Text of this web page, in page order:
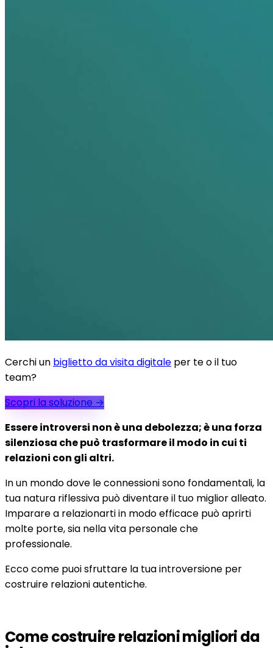
Cerchi un biglietto da visita digitale per te o il tuo
team?
Scopri la soluzione →
Essere introversi non è una debolezza; è una forza
silenziosa che può trasformare il modo in cui ti
relazioni con gli altri.
In un mondo dove le connessioni sono fondamentali, la
tua natura riflessiva può diventare il tuo miglior alleato.
Imparare a relazionarti in modo efficace può aprirti
molte porte, sia nella vita personale che
professionale.
Ecco come puoi sfruttare la tua introversione per
costruire relazioni autentiche.
Come costruire relazioni migliori da